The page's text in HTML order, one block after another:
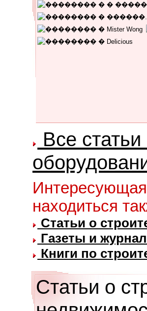
Все
находиться
Статьи о
Газеты и
Книги по
Статьи о